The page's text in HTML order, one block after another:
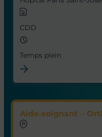
CDD
Temps plein
Aide-soignant –